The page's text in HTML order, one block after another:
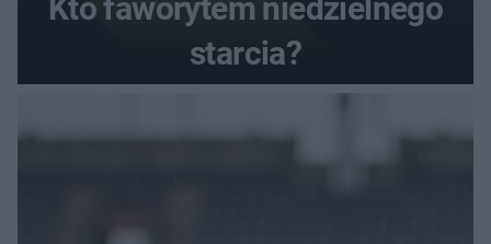
Kto faworytem niedzielnego
starcia?